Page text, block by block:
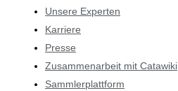
Unsere Experten
Karriere
Presse
Zusammenarbeit mit Catawiki
Sammlerplattform